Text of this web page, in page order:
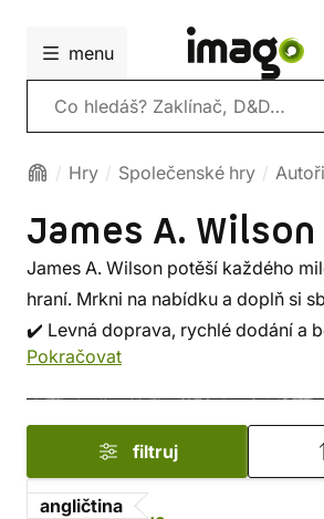
menu
Vyhledávání
Hry Společenské hry Autoři
James A. Wilson
James A. Wilson potěší každého
hraní. Mrkni na nabídku a doplň si
✔️ Levná doprava, rychlé dodání a
Pokračovat
filtruj
angličtina